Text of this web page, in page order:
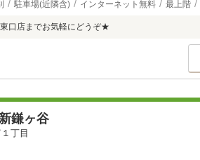
駐車場(近隣含) インターネット無料 最上階
口店までお気軽にどうぞ★
鎌ヶ谷
丁目